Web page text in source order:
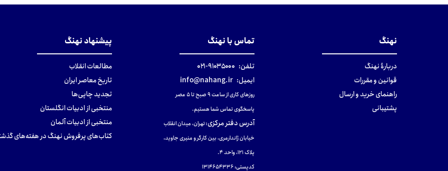
نهنگ
دربارهٔ نهنگ
قوانین و مقررات
راهنمای خرید و ارسال
پشتیبانی
تماس با نهنگ
تلفن: ۹۱۰۳۵۰۰۰-۰۲۱
ایمیل: info@nahang.ir
روزهای کاری از ساعت ۹ صبح تا ۵ عصر
پاسخگوی تماس شما هستیم.
آدرس دفتر مرکزی:تهران، میدان انقلاب
خیابان ژاندارمری، بین کارگر و منیری جاوید،
پلاک 121، واحد ۴.
کدپستی: 131465433۶
پیشنهاد نهنگ
مطالعات انقلاب
تاریخ معاصر ایران
تجدید چاپی‌ها
منتخبی از ادبیات انگلستان
منتخبی از ادبیات آلمان
کتاب‌های پرفروش نهنگ در هفته‌های